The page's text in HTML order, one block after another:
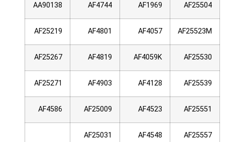
AF25504
AF1969
AF4744
AA90138
AF25523M
AF4057
AF4801
AF25219
AF25530
AF4059K
AF4819
AF25267
AF25539
AF4128
AF4903
AF25271
AF25551
AF4523
AF25009
AF4586
AF25557
AF4548
AF25031